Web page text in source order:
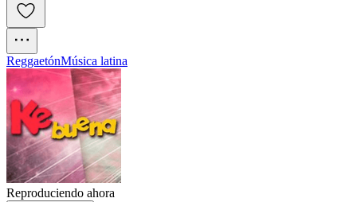
ReggaetónMúsica latina
Reproduciendo ahora